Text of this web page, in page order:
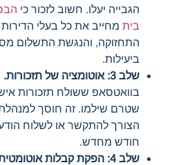
הגבייה יעלו. חשוב לזכור כי
בית מחייב את כל בעלי
התחזוקה, והנגשת התשלום
ביעילות.
שלב 3: אוטומציה של תזכורות.
בוואטסאפ ששולח תזכורות
שטרם שילמו. זה חוסך
הצורך להתקשר או לשלוח
חודש מחדש.
שלב 4: הפקת קבלות אוטומטית.